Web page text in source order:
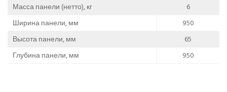
Масса панели (нетто), кг
6
Ширина панели, мм
950
Высота панели, мм
65
Глубина панели, мм
950